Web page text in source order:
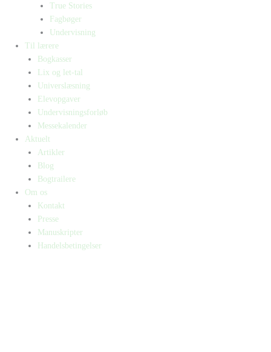
True Stories
Fagbøger
Undervisning
Til lærere
Bogkasser
Lix og let-tal
Universlæsning
Elevopgaver
Undervisningsforløb
Messekalender
Aktuelt
Artikler
Blog
Bogtrailere
Om os
Kontakt
Presse
Manuskripter
Handelsbetingelser